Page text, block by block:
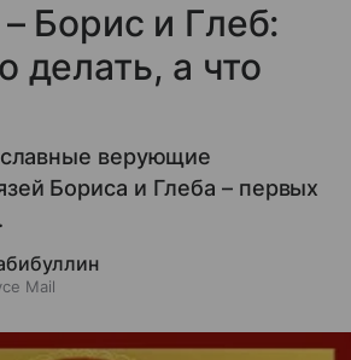
– Борис и Глеб:
делать, а что
верующие
Бориса и Глеба – первых
Mail